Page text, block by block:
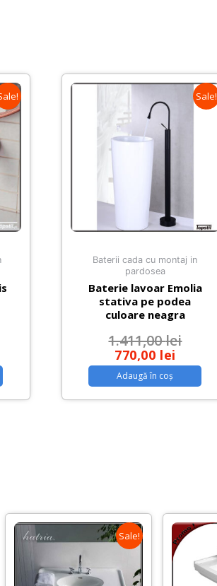
Sale!
Baterii cada cu montaj in
pardosea
Baterie lavoar Emolia
stativa pe podea
culoare neagra
1.411,00lei
770,00 lei
Adaugă în coș
Sale!